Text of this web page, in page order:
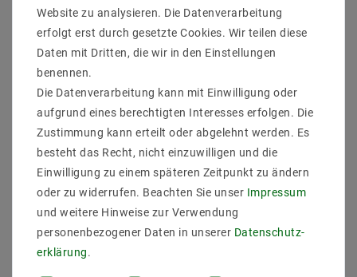
Schutzklasse : 44
teilbar : 50-52mm
Nennlebensdauer bis zu (Stunden) : 50000
dimmbar : dimmbar über PWM
Farbe der Platine : Weiß
Werden die LED-Strips für mehrere Stunden am Tag
betrieben. empfehlen wir eine zusätzliche Kühlung.
Zum Beispiel bietet die Montage auf
Aluminiumprofilen eine gute Wärmeableitung. Gerade
bei einer Leistung von mehr als 14.4 Watt pro Meter
ist ein zusätzlicher Kühlkörper notwendig. Die
empfohlene Betriebstemperatur sollte immer
eingehalten werden und die Strips dürfen nicht an
Website zu analysieren. Die Datenverarbeitung
erfolgt erst durch gesetzte Cookies. Wir teilen diese
Daten mit Dritten, die wir in den Einstellungen
benennen.
Die Datenverarbeitung kann mit Einwilligung oder
aufgrund eines berechtigten Interesses erfolgen. Die
Zustimmung kann erteilt oder abgelehnt werden. Es
besteht das Recht, nicht einzuwilligen und die
Einwilligung zu einem späteren Zeitpunkt zu ändern
oder zu widerrufen. Beachten Sie unser Impressum
und weitere Hinweise zur Verwendung
personenbezogener Daten in unserer Daten­schutz­
erklärung.